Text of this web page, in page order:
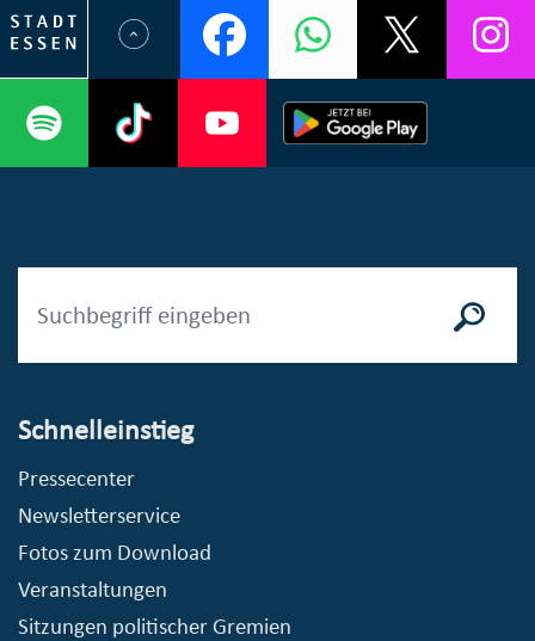
Schnelleinstieg
Pressecenter
Newsletterservice
Fotos zum Download
Veranstaltungen
Sitzungen politischer Gremien